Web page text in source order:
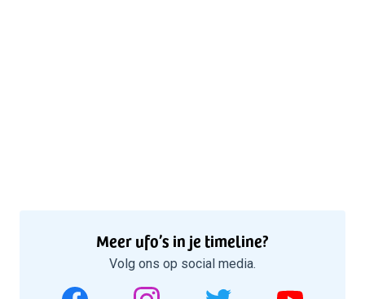
Meer ufo’s in je timeline?
Volg ons op social media.